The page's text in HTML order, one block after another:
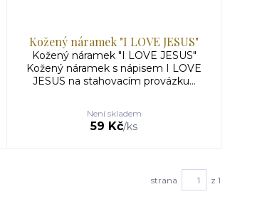
Kožený náramek "I LOVE JESUS"
Kožený náramek "I LOVE JESUS"
Kožený náramek s nápisem I LOVE
JESUS na stahovacím provázku...
59 Kč/ks
Není skladem
strana z 1